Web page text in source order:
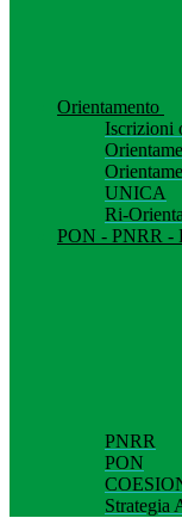
Orientamento
Iscrizioni
UNICA
Ri-
PON - PNRR -
PNRR
PON
Strategia